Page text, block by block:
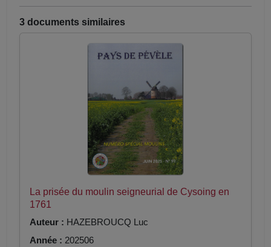
3 documents similaires
La prisée du moulin seigneurial de Cysoing en
1761
Auteur : HAZEBROUCQ Luc
Année : 202506